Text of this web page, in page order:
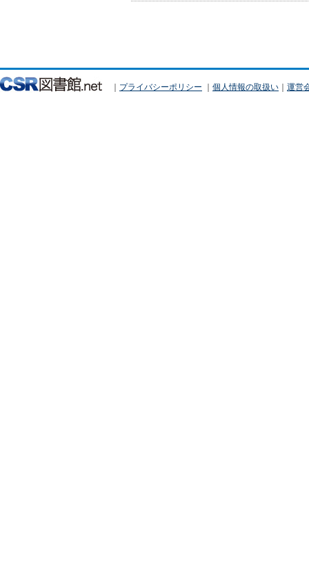
｜ プライバシーポリシー ｜ 個人情報の取扱い ｜ 運営